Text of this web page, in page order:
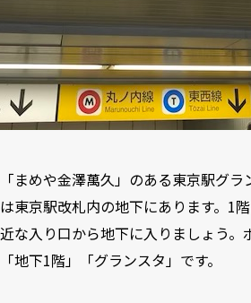
「まめや金澤萬久」のある東京駅グ
は東京駅改札内の地下にあります。1
近な入り口から地下に入りましょう。
「地下1階」「グランスタ」です。